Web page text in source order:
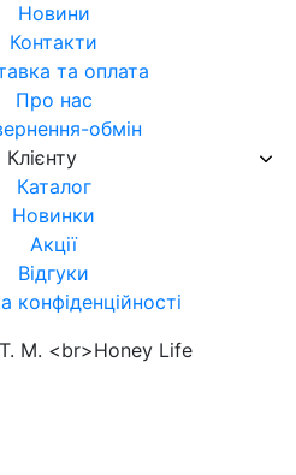
Новини
Контакти
та оплата
Про нас
обмін
Клієнту
Каталог
Новинки
Акції
Відгуки
конфіденційності
М. <br>Honey Life